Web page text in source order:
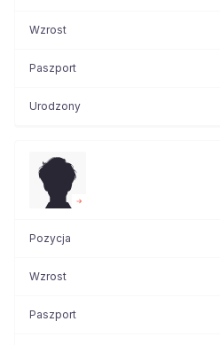
Wzrost
Paszport
Urodzony
Pozycja
Wzrost
Paszport